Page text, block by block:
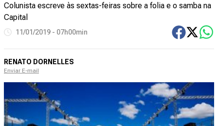
Colunista escreve às sextas-feiras sobre a folia e o samba na
Capital
11/01/2019 - 07h00min
RENATO DORNELLES
Enviar E-mail